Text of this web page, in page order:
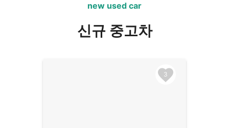
개인도 전문가도 자유롭게 중고차를 사고팔 수 있는 새로
new used car
신규 중고차
3